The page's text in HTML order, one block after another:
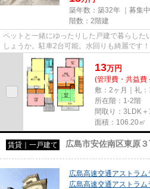
築年数：築32年 ｜募集中
階数：2階建
ペットと一緒にゆったりした戸建で暮らした
しょうか。駐車2台可能。水回りも綺麗です！
13万円
(管理費・共益費
敷：2ヶ月｜礼：
所在階：1-2階
間取り：3LDK
面積：106.20㎡
賃貸｜一戸建て 広島市安佐南区東原
広島高速交通アストラム
広島高速交通アストラム